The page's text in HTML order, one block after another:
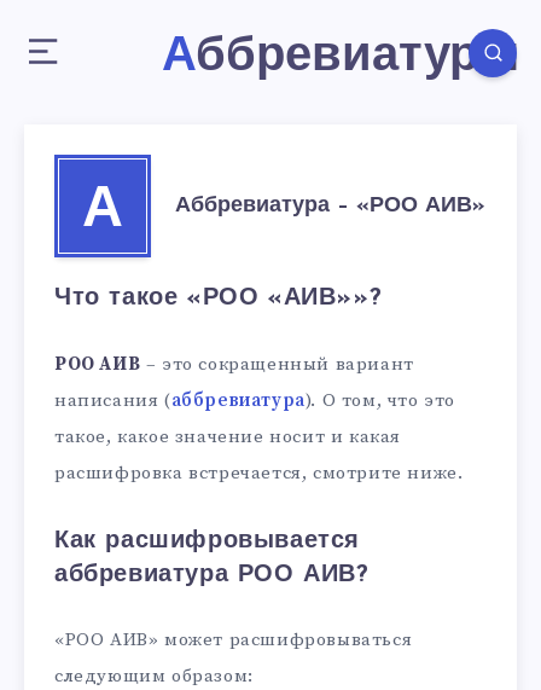
Аббревиатуры
А Аббревиатура – «РОО АИВ»
Что такое «РОО «АИВ»»?
РОО АИВ – это сокращенный вариант
написания (аббревиатура). О том, что это
такое, какое значение носит и какая
расшифровка встречается, смотрите ниже.
Как расшифровывается
аббревиатура РОО АИВ?
«РОО АИВ» может расшифровываться
следующим образом: